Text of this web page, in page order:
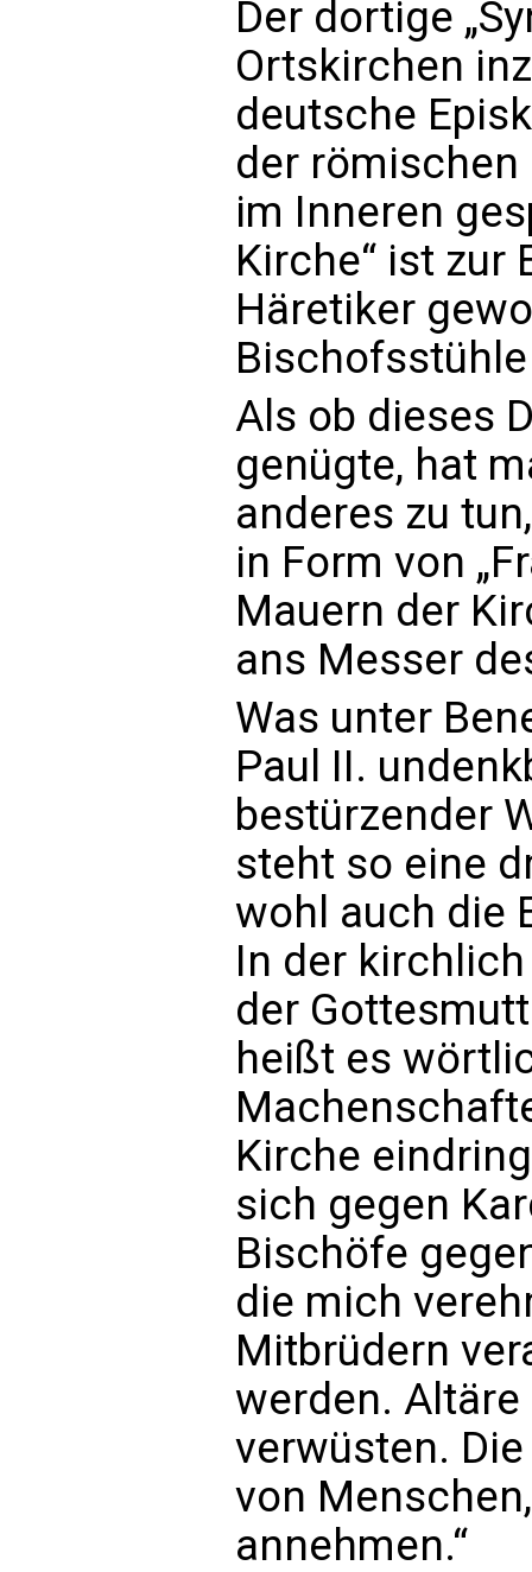
Der dortige
Ortskirchen
deutsche
der
im Inneren
Kirche“ ist zur
Häretiker
Als ob dieses
genügte, hat
anderes zu
in Form von
Mauern der
ans Messer
Was unter
Paul II.
bestürzender
steht so eine
wohl auch die
In der
der
heißt es
Kirche
sich gegen
Bischöfe
die mich
Mitbrüdern
werden.
verwüsten.
von
annehmen.“